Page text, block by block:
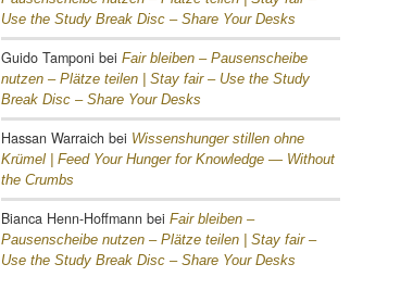
Use the Study Break Disc – Share Your Desks
Guido Tamponi bei Fair bleiben – Pausenscheibe
nutzen – Plätze teilen | Stay fair – Use the Study
Break Disc – Share Your Desks
Hassan Warraich bei Wissenshunger stillen ohne
Krümel | Feed Your Hunger for Knowledge — Without
the Crumbs
Bianca Henn-Hoffmann bei Fair bleiben –
Pausenscheibe nutzen – Plätze teilen | Stay fair –
Use the Study Break Disc – Share Your Desks